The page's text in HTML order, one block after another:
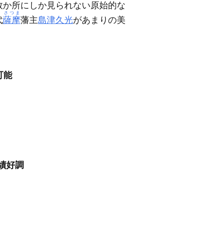
所にしか見られない原始的な
薩摩
さつま
藩主島津久光があまりの美
能
好調